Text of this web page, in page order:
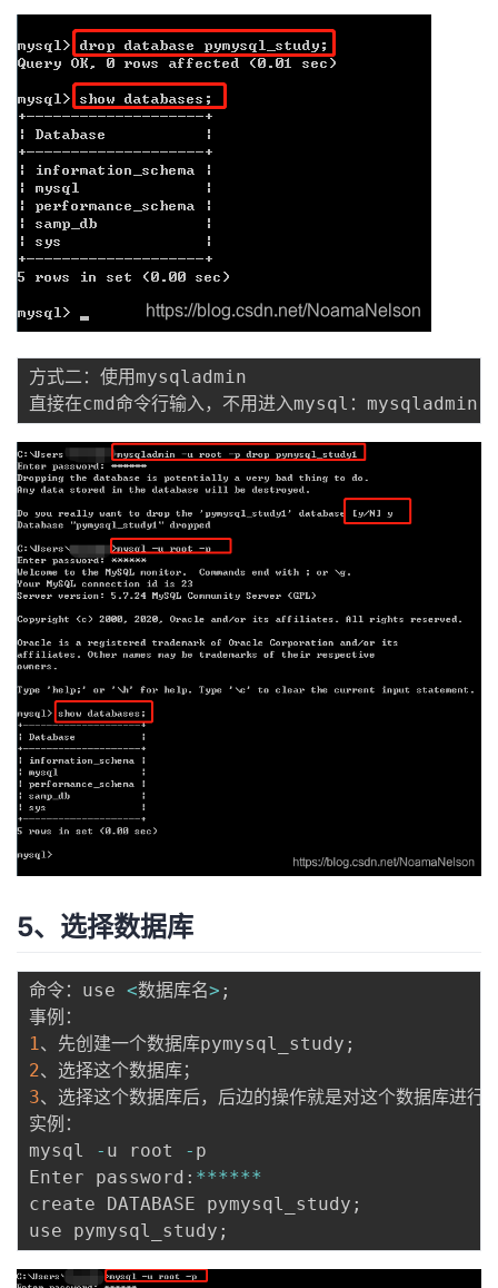
方式二：使用mysqladmin
直接在cmd命令行输入，不用进入mysql：mysqladmin
5、选择数据库
命令：use <数据库名> ;
1、先创建一个数据库pymysql_study ;
2
3、选择这个数据库后，后边的操作就是对这个数据库进行
实例：
mysql
- u root - p
Enter password : ******
create DATABASE pymysql_study ;
use pymysql_study ;